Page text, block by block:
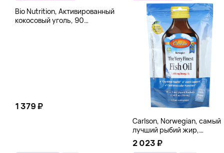
Bio Nutrition, Активированный
кокосовый уголь, 90
1 379 ₽
Carlson, Norwegian, самый
лучший рыбий жир,
натуральный лимон, 15
пакетиков (5 мл) каждый
2 023 ₽